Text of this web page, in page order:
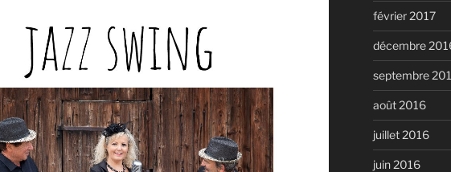
février 2017
décembre
septembre
août 2016
juillet 2016
juin 2016